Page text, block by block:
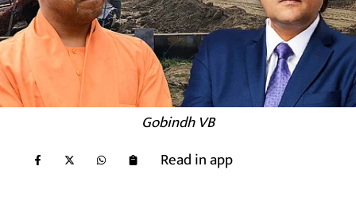
Gobindh VB
Read in app